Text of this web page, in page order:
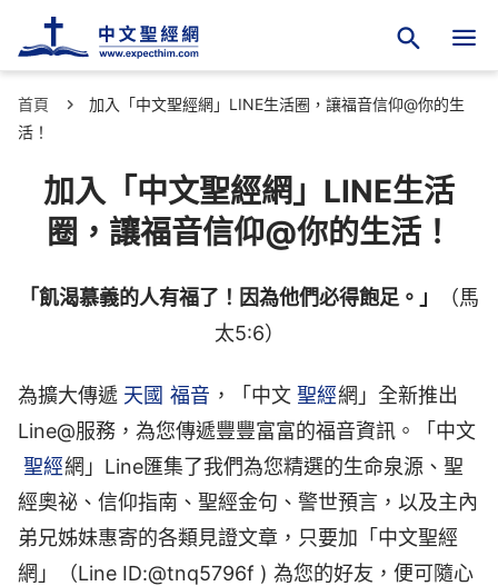
首頁
加入「中文聖經網」LINE生活圈，讓福音信仰@你的生
活！
加入「中文聖經網」LINE生活
圈，讓福音信仰@你的生活！
「飢渴慕義的人有福了！因為他們必得飽足。」
（馬
太5:6）
為擴大傳遞 天國 福音 ，「中文 聖經網」全新推出
Line@服務，為您傳遞豐豐富富的福音資訊。「中文
聖經網」Line匯集了我們為您精選的生命泉源、聖
經奧祕、信仰指南、聖經金句、警世預言，以及主內
弟兄姊妹惠寄的各類見證文章，只要加「中文聖經
網」（Line ID:@tnq5796f ) 為您的好友，便可隨心